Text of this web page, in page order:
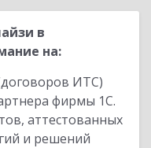
в
на:
ИТС)
фирмы 1С.
аттестованных
и решений